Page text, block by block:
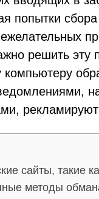
попытки
решить эту
сайты, такие
методы